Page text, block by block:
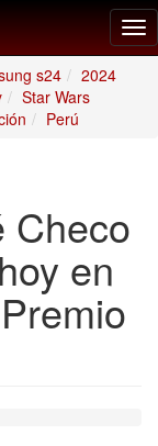
s24
2024
Star Wars
Perú
Checo
en